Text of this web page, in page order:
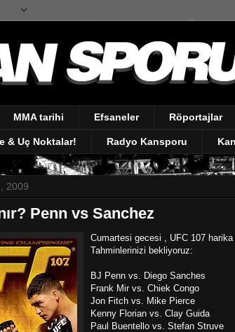
MMA tarihi Efsaneler Röportajlar
& Uç Noktalar! Radyo Kansporu
2009
Penn vs Sanchez
Cumartesi gecesi , UFC 107 harika
Tahminlerinizi bekliyoruz:
BJ Penn vs. Diego Sanches
Frank Mir vs. Chiek Congo
Jon Fitch vs. Mike Pierce
Kenny Florian vs. Clay Guida
Paul Buentello vs. Stefan Struve